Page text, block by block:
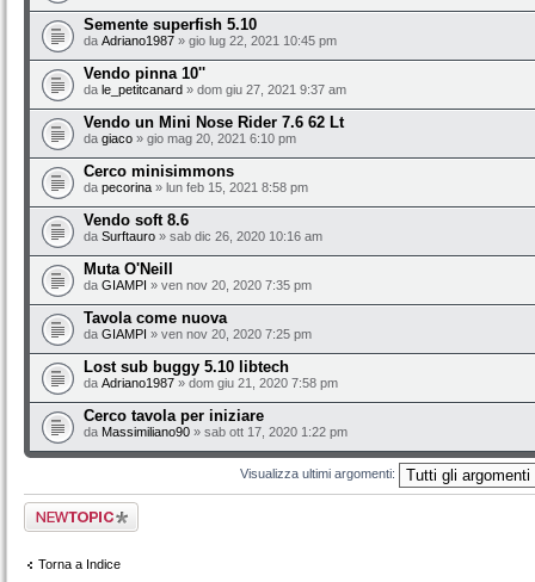
Semente superfish 5.10
da Adriano1987 » gio lug 22, 2021 10:45 pm
Vendo pinna 10''
da le_petitcanard » dom giu 27, 2021 9:37 am
Vendo un Mini Nose Rider 7.6 62 Lt
da giaco » gio mag 20, 2021 6:10 pm
Cerco minisimmons
da pecorina » lun feb 15, 2021 8:58 pm
Vendo soft 8.6
da Surftauro » sab dic 26, 2020 10:16 am
Muta O'Neill
da GIAMPI » ven nov 20, 2020 7:35 pm
Tavola come nuova
da GIAMPI » ven nov 20, 2020 7:25 pm
Lost sub buggy 5.10 libtech
da Adriano1987 » dom giu 21, 2020 7:58 pm
Cerco tavola per iniziare
da Massimiliano90 » sab ott 17, 2020 1:22 pm
Visualizza ultimi argomenti:
Scrivi un nuovo
argomento
Torna a Indice